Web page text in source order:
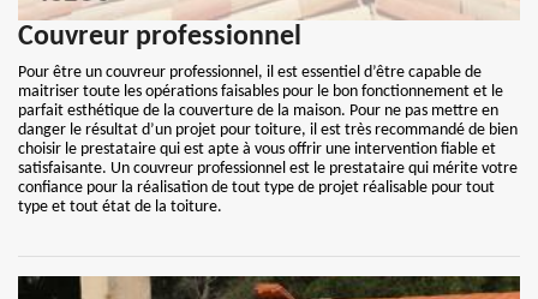
Couvreur professionnel
Pour être un couvreur professionnel, il est essentiel d’être capable de
maitriser toute les opérations faisables pour le bon fonctionnement et le
parfait esthétique de la couverture de la maison. Pour ne pas mettre en
danger le résultat d’un projet pour toiture, il est très recommandé de bien
choisir le prestataire qui est apte à vous offrir une intervention fiable et
satisfaisante. Un couvreur professionnel est le prestataire qui mérite votre
confiance pour la réalisation de tout type de projet réalisable pour tout
type et tout état de la toiture.